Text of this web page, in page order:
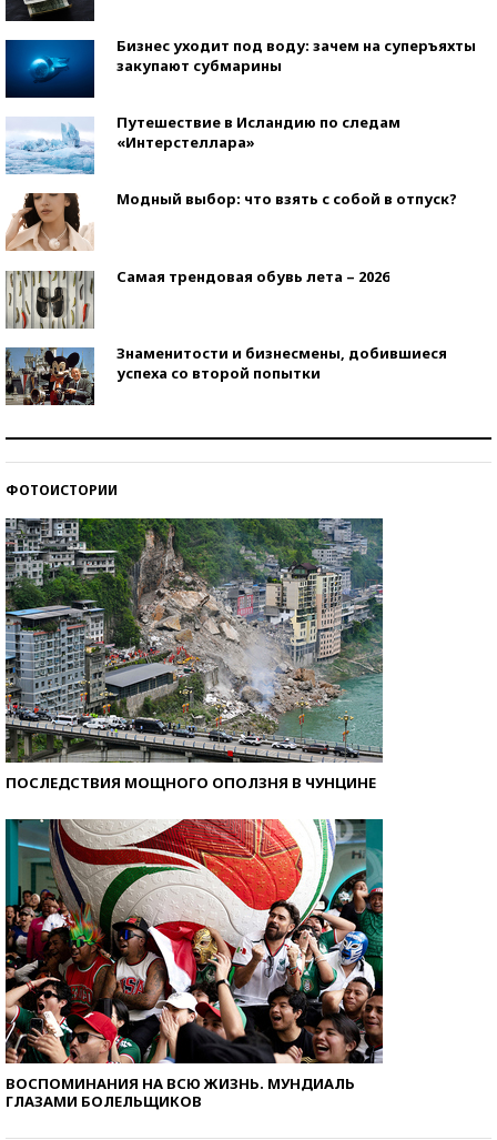
Бизнес уходит под воду: зачем на суперъяхты
закупают субмарины
Путешествие в Исландию по следам
«Интерстеллара»
Модный выбор: что взять с собой в отпуск?
Самая трендовая обувь лета – 2026
Знаменитости и бизнесмены, добившиеся
успеха со второй попытки
ФОТОИСТОРИИ
ПОСЛЕДСТВИЯ МОЩНОГО ОПОЛЗНЯ В ЧУНЦИНЕ
ВОСПОМИНАНИЯ НА ВСЮ ЖИЗНЬ. МУНДИАЛЬ
ГЛАЗАМИ БОЛЕЛЬЩИКОВ